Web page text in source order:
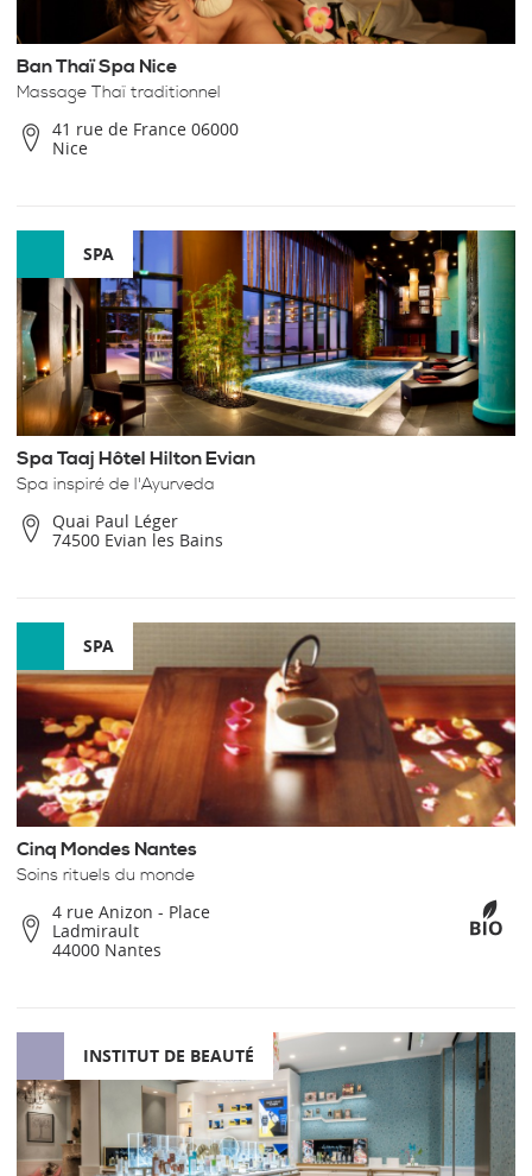
Ban Thaï Spa Nice
Massage Thaï traditionnel
41 rue de France 06000
Nice
SPA
Spa Taaj Hôtel Hilton Evian
Spa inspiré de l'Ayurveda
Quai Paul Léger
74500 Evian les Bains
SPA
Cinq Mondes Nantes
Soins rituels du monde
4 rue Anizon - Place
Ladmirault
44000 Nantes
INSTITUT DE BEAUTÉ